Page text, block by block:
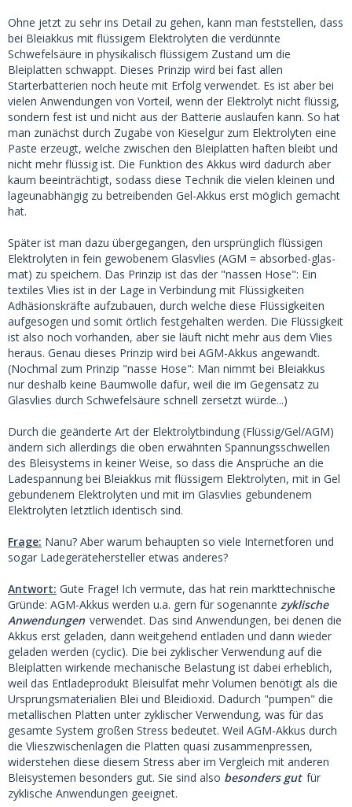
Ohne jetzt zu sehr ins Detail zu gehen, kann man feststellen, dass
bei Bleiakkus mit flüssigem Elektrolyten die verdünnte
Schwefelsäure in physikalisch flüssigem Zustand um die
Bleiplatten schwappt. Dieses Prinzip wird bei fast allen
Starterbatterien noch heute mit Erfolg verwendet. Es ist aber bei
vielen Anwendungen von Vorteil, wenn der Elektrolyt nicht flüssig,
sondern fest ist und nicht aus der Batterie auslaufen kann. So hat
man zunächst durch Zugabe von Kieselgur zum Elektrolyten eine
Paste erzeugt, welche zwischen den Bleiplatten haften bleibt und
nicht mehr flüssig ist. Die Funktion des Akkus wird dadurch aber
kaum beeinträchtigt, sodass diese Technik die vielen kleinen und
lageunabhängig zu betreibenden Gel-Akkus erst möglich gemacht
hat.
Später ist man dazu übergegangen, den ursprünglich flüssigen
Elektrolyten in fein gewobenem Glasvlies (AGM = absorbed-glas-
mat) zu speichern. Das Prinzip ist das der "nassen Hose": Ein
textiles Vlies ist in der Lage in Verbindung mit Flüssigkeiten
Adhäsionskräfte aufzubauen, durch welche diese Flüssigkeiten
aufgesogen und somit örtlich festgehalten werden. Die Flüssigkeit
ist also noch vorhanden, aber sie läuft nicht mehr aus dem Vlies
heraus. Genau dieses Prinzip wird bei AGM-Akkus angewandt.
(Nochmal zum Prinzip "nasse Hose": Man nimmt bei Bleiakkus
nur deshalb keine Baumwolle dafür, weil die im Gegensatz zu
Glasvlies durch Schwefelsäure schnell zersetzt würde...)
Durch die geänderte Art der Elektrolytbindung (Flüssig/Gel/AGM)
ändern sich allerdings die oben erwähnten Spannungsschwellen
des Bleisystems in keiner Weise, so dass die Ansprüche an die
Ladespannung bei Bleiakkus mit flüssigem Elektrolyten, mit in Gel
gebundenem Elektrolyten und mit im Glasvlies gebundenem
Elektrolyten letztlich identisch sind.
Frage: Nanu? Aber warum behaupten so viele Internetforen und
sogar Ladegerätehersteller etwas anderes?
Antwort: Gute Frage! Ich vermute, das hat rein markttechnische
Gründe: AGM-Akkus werden u.a. gern für sogenannte zyklische
Anwendungen verwendet. Das sind Anwendungen, bei denen die
Akkus erst geladen, dann weitgehend entladen und dann wieder
geladen werden (cyclic). Die bei zyklischer Verwendung auf die
Bleiplatten wirkende mechanische Belastung ist dabei erheblich,
weil das Entladeprodukt Bleisulfat mehr Volumen benötigt als die
Ursprungsmaterialien Blei und Bleidioxid. Dadurch "pumpen" die
metallischen Platten unter zyklischer Verwendung, was für das
gesamte System großen Stress bedeutet. Weil AGM-Akkus durch
die Vlieszwischenlagen die Platten quasi zusammenpressen,
widerstehen diese diesem Stress aber im Vergleich mit anderen
Bleisystemen besonders gut. Sie sind also besonders gut für
zyklische Anwendungen geeignet.